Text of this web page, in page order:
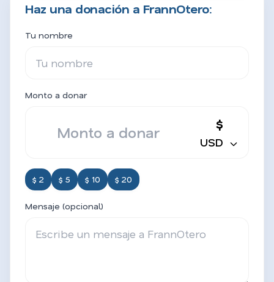
Haz una donación a FrannOtero:
Tu nombre
Monto a donar
$
USD
$ 2 $ 5 $ 10 $ 20
Mensaje (opcional)